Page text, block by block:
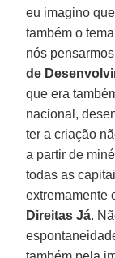
eu imagino
também o
nós
de
que era
nacional,
ter a criação
a partir de
todas as
extremamente
Direitas Já.